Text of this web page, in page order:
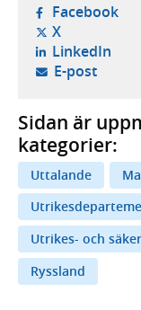
Facebook-
X- öppnas i
LinkedIn-
E-post-
Sidan är
kategorier:
Uttalande
Utrikes- och
Ryssland